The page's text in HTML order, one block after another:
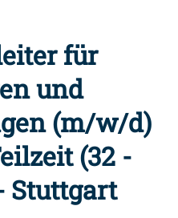
für
und
(m/w/d)
(32 -
Stuttgart